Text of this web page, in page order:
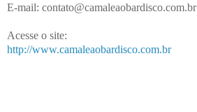
E-mail: contato@camaleaobardisco.com.br
Acesse o site:
http://www.camaleaobardisco.com.br